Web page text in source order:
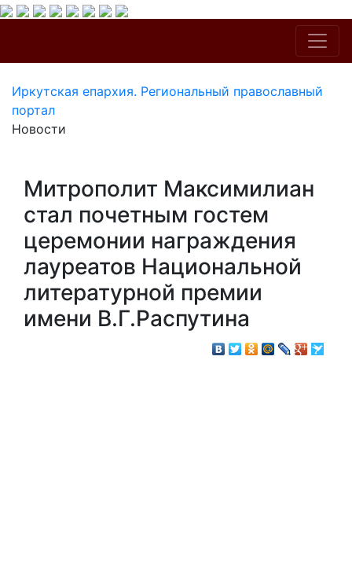
Иркутская епархия. Региональный православный
портал
Новости
Митрополит Максимилиан
стал почетным гостем
церемонии награждения
лауреатов Национальной
литературной премии
имени В.Г.Распутина